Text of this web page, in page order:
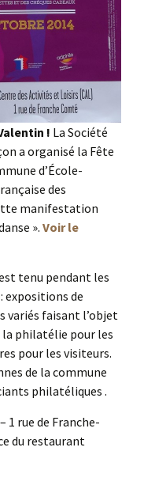
! La Société
a organisé la Fête
d’École-
des
manifestation
». Voir le
tenu pendant les
expositions de
variés faisant l’objet
la philatélie pour les
pour les visiteurs.
de la commune
philatéliques .
1 rue de Franche-
du restaurant